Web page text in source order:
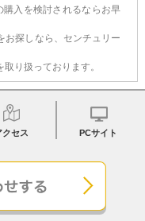
入を検討されるならお早
お探しなら、センチュリー
り扱っております。
クセス PCサイト